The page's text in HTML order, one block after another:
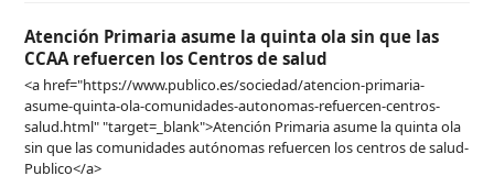
Atención Primaria asume la quinta ola sin que las
CCAA refuercen los Centros de salud
<a href="https://www.publico.es/sociedad/atencion-primaria-
asume-quinta-ola-comunidades-autonomas-refuercen-centros-
salud.html" "target=_blank">Atención Primaria asume la quinta ola
sin que las comunidades autónomas refuercen los centros de salud-
Publico</a>